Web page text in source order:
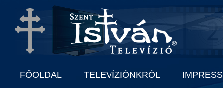
FŐOLDAL TELEVÍZIÓNKRÓL